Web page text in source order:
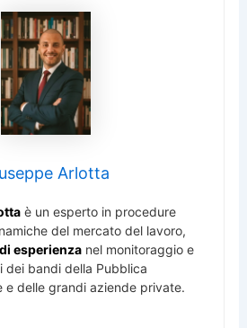
Arlotta
è un esperto in procedure
del mercato del lavoro,
esperienza nel monitoraggio e
dei bandi della Pubblica
e delle grandi aziende private.